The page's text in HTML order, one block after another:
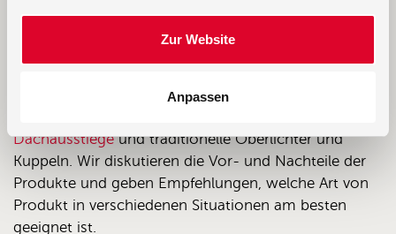
Zur Website
Anpassen
eigenen Vor- und Nachteile, und die richtige Wahl
Dachausstiegeund traditionelle Oberlichter und
Kuppeln. Wir diskutieren die Vor- und Nachteile der
Produkte und geben Empfehlungen, welche Art von
Produkt in verschiedenen Situationen am besten
geeignet ist.